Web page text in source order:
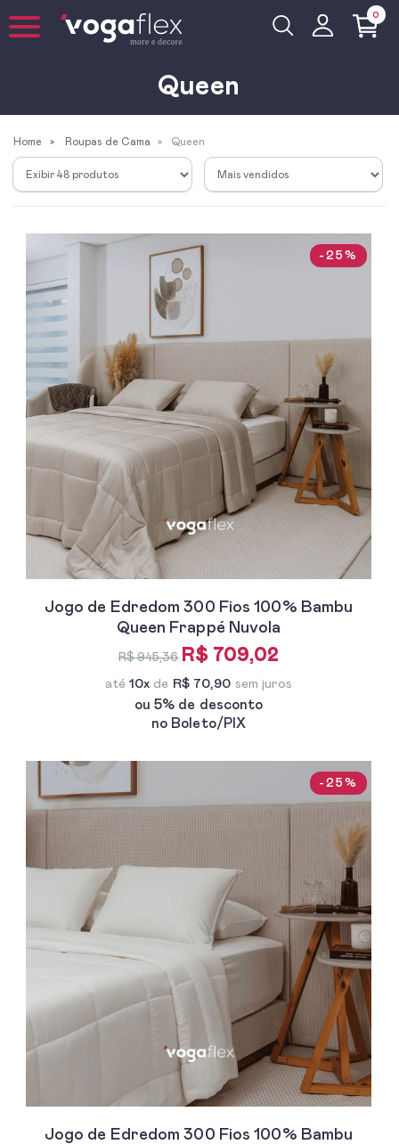
0
Queen
Home Roupas de Cama Queen
-25%
Jogo de Edredom 300 Fios 100% Bambu
Queen Frappé Nuvola
R$ 945,36 R$ 709,02
até 10x de R$ 70,90 sem juros
ou 5% de desconto
no Boleto/PIX
-25%
Jogo de Edredom 300 Fios 100% Bambu